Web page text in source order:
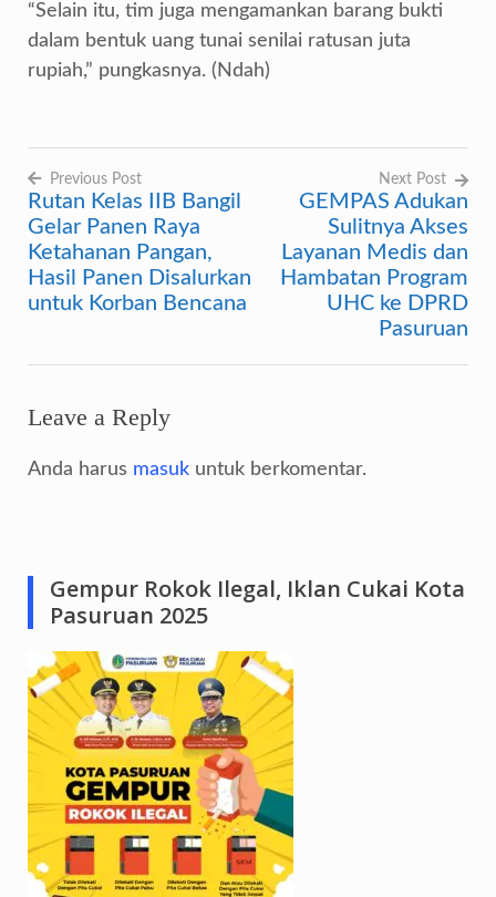
“Selain itu, tim juga mengamankan barang bukti
dalam bentuk uang tunai senilai ratusan juta
rupiah,” pungkasnya. (Ndah)
Navigasi
pos
Previous Post
Rutan Kelas IIB Bangil
Gelar Panen Raya
Ketahanan Pangan,
Hasil Panen Disalurkan
untuk Korban Bencana
Next Post
GEMPAS Adukan
Sulitnya Akses
Layanan Medis dan
Hambatan Program
UHC ke DPRD
Pasuruan
Leave a Reply
Anda harus masuk untuk berkomentar.
Gempur Rokok Ilegal, Iklan Cukai Kota
Pasuruan 2025